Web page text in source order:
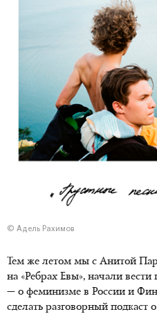
© Адель Рахимов
Тем же летом мы с Анитой
на «Ребрах Евы», начали вести
— о феминизме в России и
сделать разговорный подкаст